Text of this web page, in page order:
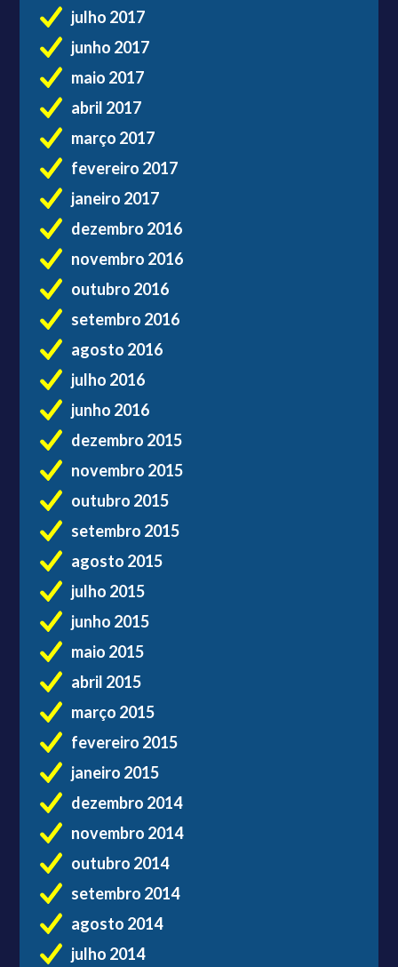
julho 2017
junho 2017
maio 2017
abril 2017
março 2017
fevereiro 2017
janeiro 2017
dezembro 2016
novembro 2016
outubro 2016
setembro 2016
agosto 2016
julho 2016
junho 2016
dezembro 2015
novembro 2015
outubro 2015
setembro 2015
agosto 2015
julho 2015
junho 2015
maio 2015
abril 2015
março 2015
fevereiro 2015
janeiro 2015
dezembro 2014
novembro 2014
outubro 2014
setembro 2014
agosto 2014
julho 2014